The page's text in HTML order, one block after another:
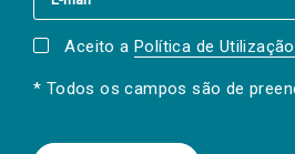
Aceito a Política de
* Todos os campos são de